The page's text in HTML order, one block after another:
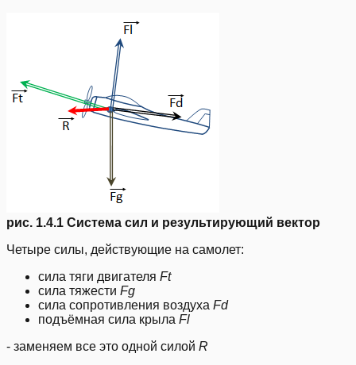
рис. 1.4.1 Система сил и результирующий вектор
Четыре силы, действующие на самолет:
сила тяги двигателя Ft
сила тяжести Fg
сила сопротивления воздуха Fd
подъёмная сила крыла Fl
- заменяем все это одной силой R